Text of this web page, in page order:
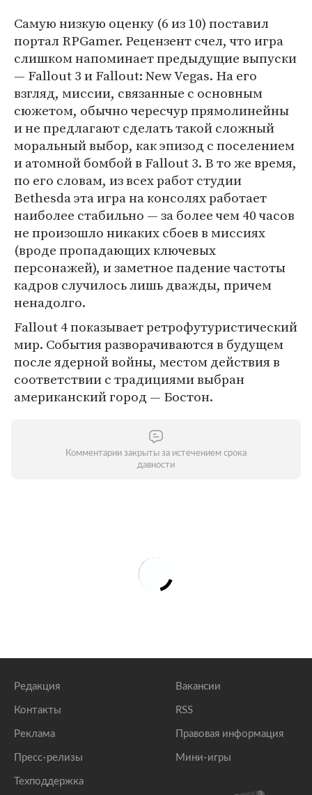
Самую низкую оценку (6 из 10) поставил
портал RPGamer. Рецензент счел, что игра
слишком напоминает предыдущие выпуски
— Fallout 3 и Fallout: New Vegas. На его
взгляд, миссии, связанные с основным
сюжетом, обычно чересчур прямолинейны
и не предлагают сделать такой сложный
моральный выбор, как эпизод с поселением
и атомной бомбой в Fallout 3. В то же время,
по его словам, из всех работ студии
Bethesda эта игра на консолях работает
наиболее стабильно — за более чем 40 часов
не произошло никаких сбоев в миссиях
(вроде пропадающих ключевых
персонажей), и заметное падение частоты
кадров случилось лишь дважды, причем
ненадолго.
Fallout 4 показывает ретрофутуристический
мир. События разворачиваются в будущем
после ядерной войны, местом действия в
соответствии с традициями выбран
американский город — Бостон.
Комментарии закрыты за истечением срока
давности
Редакция
Контакты
Реклама
Пресс-релизы
Техподдержка
Вакансии
RSS
Правовая информация
Мини-игры